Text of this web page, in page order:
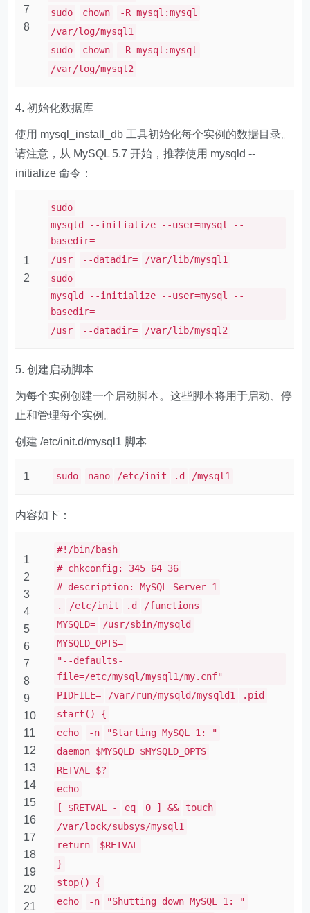
7
8
sudo
chown
-R mysql:mysql
/var/log/mysql1
sudo
chown
-R mysql:mysql
/var/log/mysql2
4. 初始化数据库
使用 ​​mysql_install_db​​ 工具初始化每个实例的数据目录。
请注意，从 MySQL 5.7 开始，推荐使用 ​​mysqld --
initialize​​ 命令：
1
2
sudo
mysqld --initialize --user=mysql --
basedir=
/usr
--datadir=
/var/lib/mysql1
sudo
mysqld --initialize --user=mysql --
basedir=
/usr
--datadir= /var/lib/mysql2
5. 创建启动脚本
为每个实例创建一个启动脚本。这些脚本将用于启动、停
止和管理每个实例。
创建 ​​/etc/init.d/mysql1​​ 脚本
1 sudo nano /etc/init .d /mysql1
内容如下：
1
2
3
4
5
6
7
8
9
10
11
12
13
14
15
16
17
18
19
20
21
#!/bin/bash
# chkconfig: 345 64 36
# description: MySQL Server 1
.
/etc/init .d
/functions
MYSQLD=
/usr/sbin/mysqld
MYSQLD_OPTS=
"--defaults-
file=/etc/mysql/mysql1/my.cnf"
PIDFILE=
/var/run/mysqld/mysqld1
.pid
start() {
echo
-n
"Starting MySQL 1: "
daemon $MYSQLD $MYSQLD_OPTS
RETVAL=$?
echo
[ $RETVAL -
eq 0 ] &&
touch
/var/lock/subsys/mysql1
return
$RETVAL
}
stop() {
echo
-n
"Shutting down MySQL 1: "